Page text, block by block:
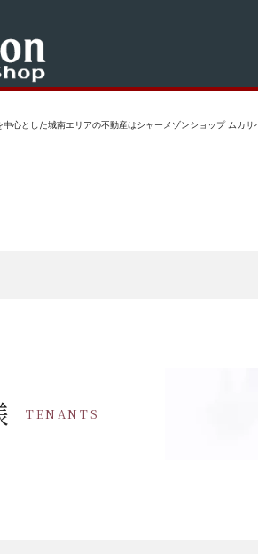
心とした城南エリアの不動産はシャーメゾンショップ ムカサ
TENANTS